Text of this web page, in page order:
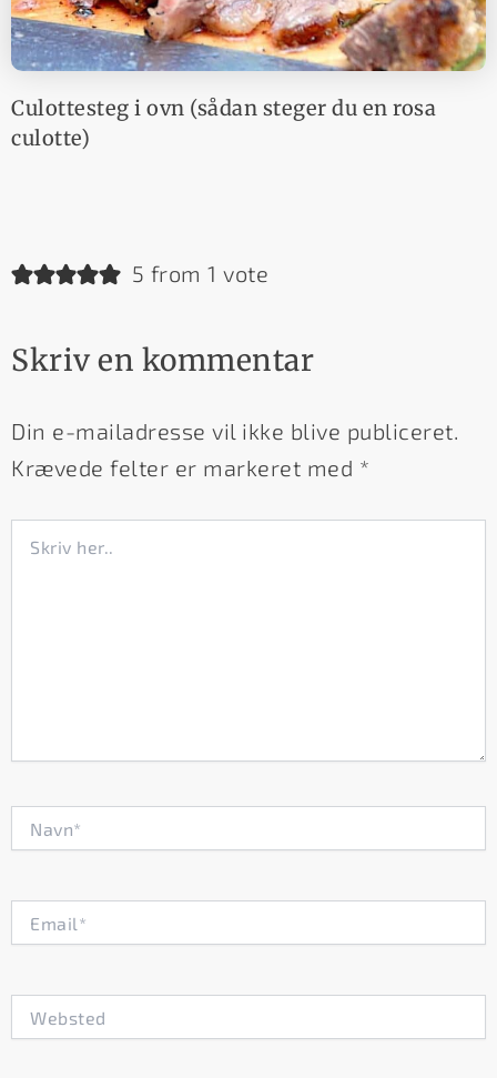
Culottesteg i ovn (sådan steger du en rosa
culotte)
5 from 1 vote
Skriv en kommentar
Din e-mailadresse vil ikke blive publiceret.
Krævede felter er markeret med *
her..